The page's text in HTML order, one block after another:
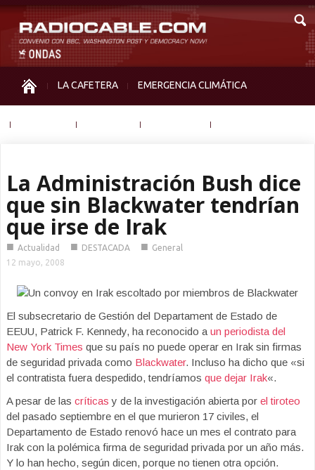
LA CAFETERA EMERGENCIA CLIMÁTICA
La Administración Bush dice
que sin Blackwater tendrían
que irse de Irak
■ Actualidad ■ DESTACADA ■ General
12 mayo, 2008
El subsecretario de Gestión del Departament de Estado de
EEUU, Patrick F. Kennedy, ha reconocido a un periodista del
New York Times que su país no puede operar en Irak sin firmas
de seguridad privada como Blackwater. Incluso ha dicho que «si
el contratista fuera despedido, tendríamos que dejar Irak«.
A pesar de las críticas y de la investigación abierta por el tiroteo
del pasado septiembre en el que murieron 17 civiles, el
Departamento de Estado renovó hace un mes el contrato para
Irak con la polémica firma de seguridad privada por un año más.
Y lo han hecho, según dicen, porque no tienen otra opción.